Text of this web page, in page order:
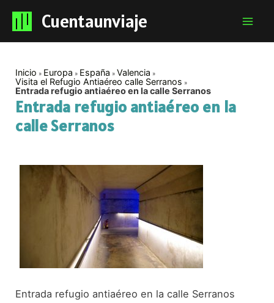
Cuentaunviaje
Inicio Europa España
Valencia
Visita el Refugio Antiaéreo calle Serranos
Entrada refugio antiaéreo en la calle Serranos
Entrada refugio antiaéreo en la
calle Serranos
Entrada refugio antiaéreo en la calle Serranos